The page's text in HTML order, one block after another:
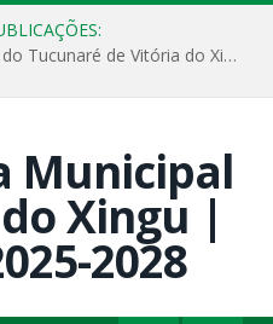
4º Torneio de Pesca Esportiva do Tucunaré de Vitória do Xingu